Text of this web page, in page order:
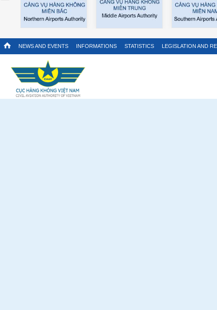
NEWS AND EVENTS INFORMATIONS STATISTICS LEGISLATION AND